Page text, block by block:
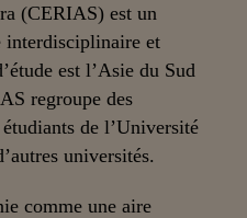
(CERIAS) est un
interdisciplinaire et
est l’Asie du Sud
regroupe des
de l’Université
universités.
comme une aire